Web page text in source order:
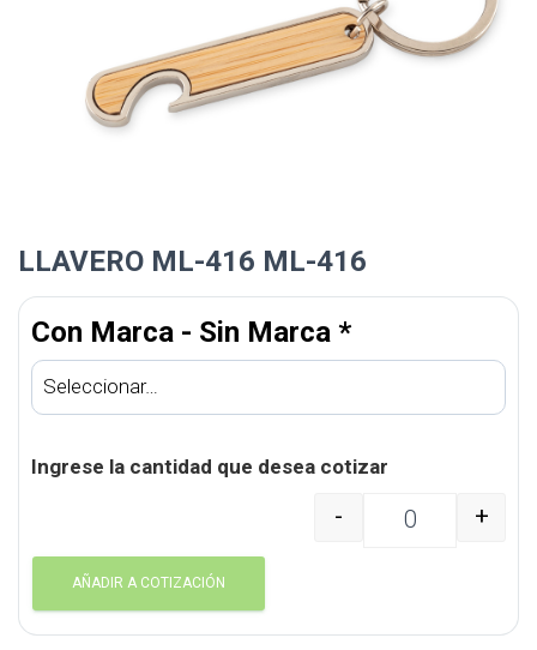
LLAVERO ML-416 ML-416
Con Marca - Sin Marca *
Ingrese la cantidad que desea cotizar
LLAVERO ML-416
- +
AÑADIR A COTIZACIÓN